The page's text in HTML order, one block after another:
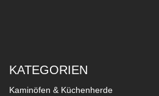
KATEGORIEN
Kaminöfen & Küchenherde